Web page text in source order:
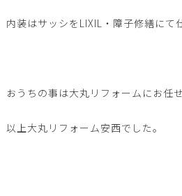
内装はサッシをLIXIL・障子修繕にて
おうちの事は大丸リフォームにお任
以上大丸リフォーム安西でした。